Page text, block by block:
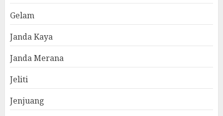
Gelam
Janda Kaya
Janda Merana
Jeliti
Jenjuang